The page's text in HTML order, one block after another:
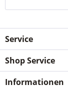
Service
Shop Service
Informationen